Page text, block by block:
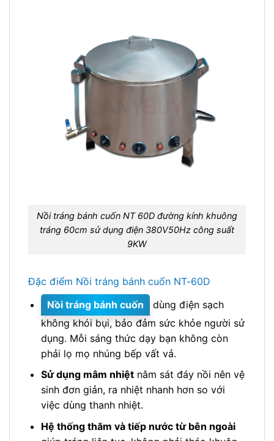
Nồi tráng bánh cuốn NT 60D đường kính khuông
tráng 60cm sử dụng điện 380V50Hz công suất
9KW
Đặc điểm Nồi tráng bánh cuốn NT-60D
Nồi tráng bánh cuốn
dùng điện sạch
không khói bụi, bảo đảm sức khỏe người sử
dụng. Mỗi sáng thức dạy bạn không còn
phải lọ mọ nhúng bếp vất vả.
Sử dụng mâm nhiệtnằm sát đáy nồi nên vệ
sinh đơn giản, ra nhiệt nhanh hơn so với
việc dùng thanh nhiệt.
Hệ thống thăm và tiếp nước từ bên ngoài